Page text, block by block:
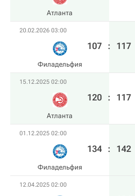
Атланта
20.02.2026 03:00
Филадельфия
107 : 117
15.12.2025 02:00
Атланта
120 : 117
01.12.2025 02:00
Филадельфия
134 : 142
12.04.2025 02:00